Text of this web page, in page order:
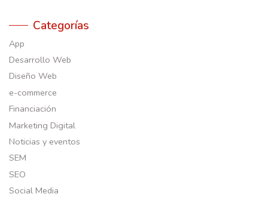
Categorías
App
Desarrollo Web
Diseño Web
e-commerce
Financiación
Marketing Digital
Noticias y eventos
SEM
SEO
Social Media